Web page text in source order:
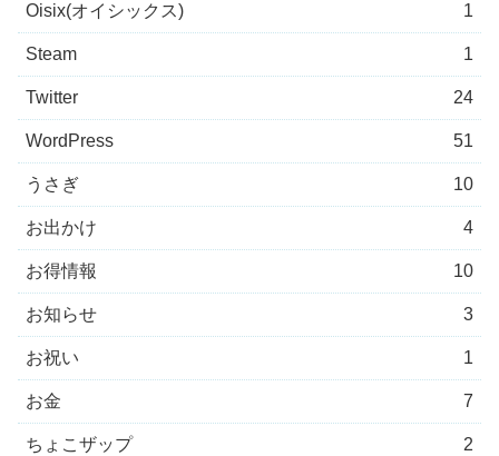
Oisix(オイシックス) 1
Steam 1
Twitter 24
WordPress 51
うさぎ 10
お出かけ 4
お得情報 10
お知らせ 3
お祝い 1
お金 7
ちょこザップ 2